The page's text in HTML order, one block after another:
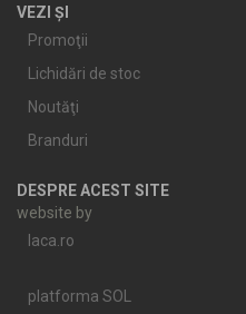
VEZI ȘI
Promoţii
Lichidări de stoc
Noutăţi
Branduri
DESPRE ACEST SITE
website by
laca.ro
platforma SOL